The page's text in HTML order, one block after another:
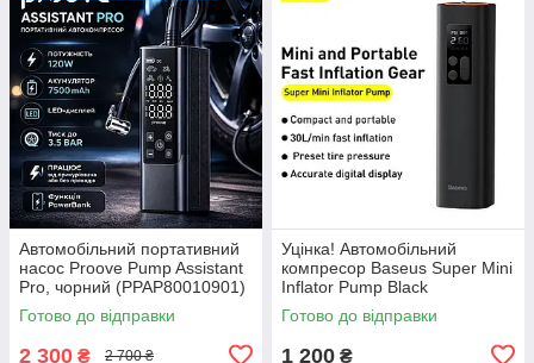
Автомобільний портативний
насос Proove Pump Assistant
Pro, чорний (PPAP80010901)
Готово до відправки
2 300 ₴ 2 700 ₴
Уцінка! Автомобільний
компресор Baseus Super Mini
Inflator Pump Black
(CRCQ000001)
Готово до відправки
1 200 ₴